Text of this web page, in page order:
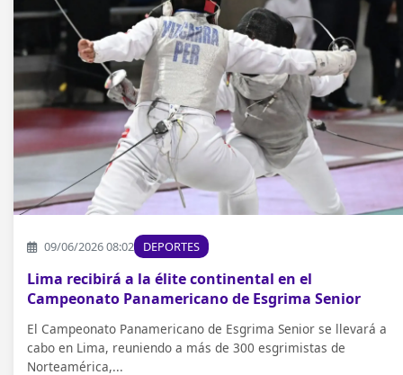
09/06/2026 08:02 DEPORTES
Lima recibirá a la élite continental en el
Campeonato Panamericano de Esgrima Senior
El Campeonato Panamericano de Esgrima Senior se llevará a
cabo en Lima, reuniendo a más de 300 esgrimistas de
Norteamérica,...